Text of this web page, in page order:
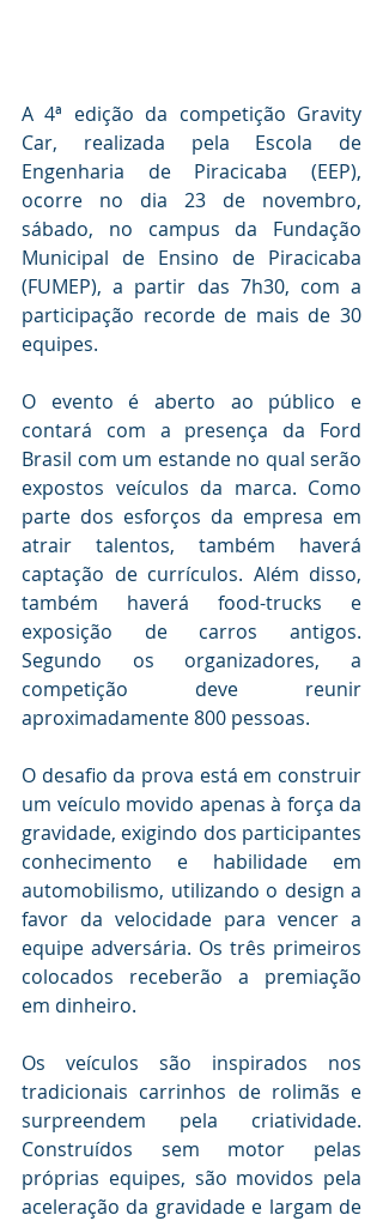
A 4ª edição da competição Gravity
Car, realizada pela Escola de
Engenharia de Piracicaba (EEP),
ocorre no dia 23 de novembro,
sábado, no campus da Fundação
Municipal de Ensino de Piracicaba
(FUMEP), a partir das 7h30, com a
participação recorde de mais de 30
equipes.
O evento é aberto ao público e
contará com a presença da Ford
Brasil com um estande no qual serão
expostos veículos da marca. Como
parte dos esforços da empresa em
atrair talentos, também haverá
captação de currículos. Além disso,
também haverá food-trucks e
exposição de carros antigos.
Segundo os organizadores, a
competição deve reunir
aproximadamente 800 pessoas.
O desafio da prova está em construir
um veículo movido apenas à força da
gravidade, exigindo dos participantes
conhecimento e habilidade em
automobilismo, utilizando o design a
favor da velocidade para vencer a
equipe adversária. Os três primeiros
colocados receberão a premiação
em dinheiro.
Os veículos são inspirados nos
tradicionais carrinhos de rolimãs e
surpreendem pela criatividade.
Construídos sem motor pelas
próprias equipes, são movidos pela
aceleração da gravidade e largam de